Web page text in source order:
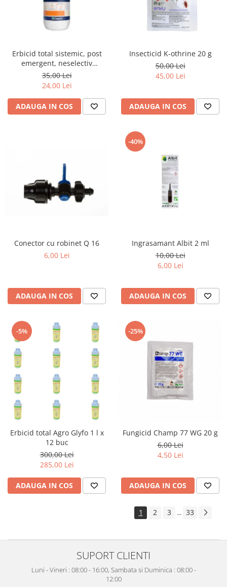
Erbicid total sistemic, post
emergent, neselectiv
(buruieni monocotiledonate si
dicotiledonate, anuale si
perene), Agrosar360 SL,
35,00 Lei
24,00 Lei
ADAUGA IN COS
Insecticid K-othrine 20 g
50,00 Lei
45,00 Lei
ADAUGA IN COS
Conector cu robinet Q 16
6,00 Lei
ADAUGA IN COS
-40%
Ingrasamant Albit 2 ml
10,00 Lei
6,00 Lei
ADAUGA IN COS
-5%
Erbicid total Agro Glyfo 1 l x
12 buc
300,00 Lei
285,00 Lei
ADAUGA IN COS
-25%
Fungicid Champ 77 WG 20 g
6,00 Lei
4,50 Lei
ADAUGA IN COS
1 2 3 ... 33
SUPORT CLIENTI
Luni - Vineri : 08:00 - 16:00, Sambata si Duminica : 08:00 -
12:00